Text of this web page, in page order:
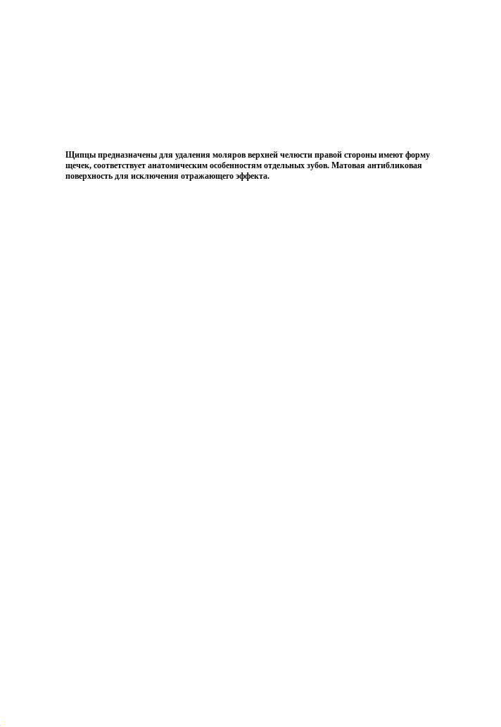
Щипцы предназначены для удаления моляров верхней челюсти правой стороны имеют форму
щечек, соответствует анатомическим особенностям отдельных зубов. Матовая антибликовая
поверхность для исключения отражающего эффекта.